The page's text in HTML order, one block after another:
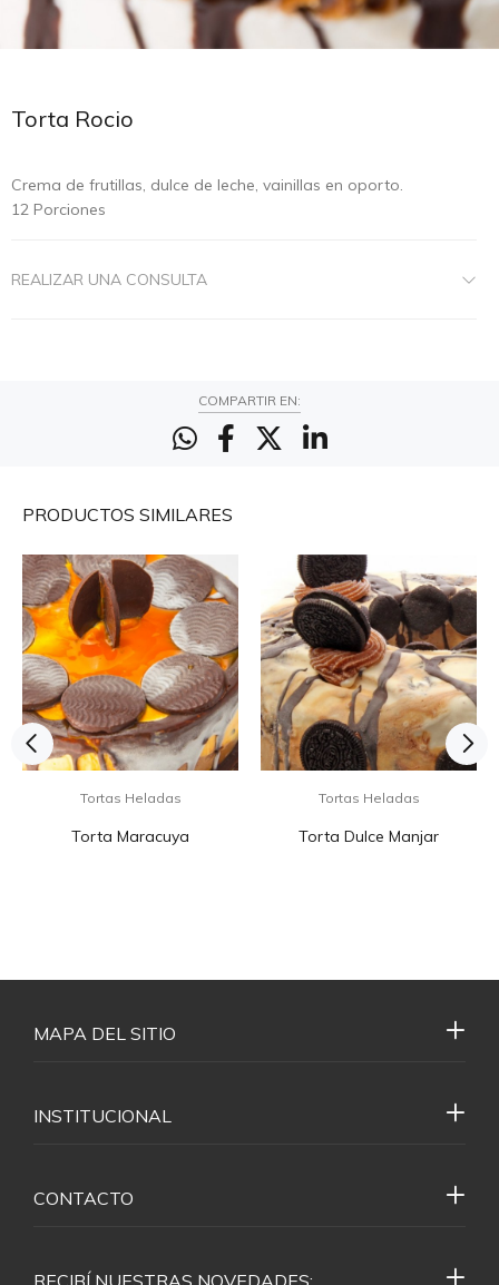
Torta Rocio
Crema de frutillas, dulce de leche, vainillas en oporto.
12 Porciones
REALIZAR UNA CONSULTA
COMPARTIR EN:
PRODUCTOS SIMILARES
Tortas Heladas
Torta Maracuya
Tortas Heladas
Torta Dulce Manjar
RECIBÍ NUESTRAS NOVEDADES:
MAPA DEL SITIO
INSTITUCIONAL
CONTACTO